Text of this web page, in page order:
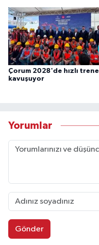
Çorum 2028'de hızlı trene
kavuşuyor
Yorumlar
Gönder